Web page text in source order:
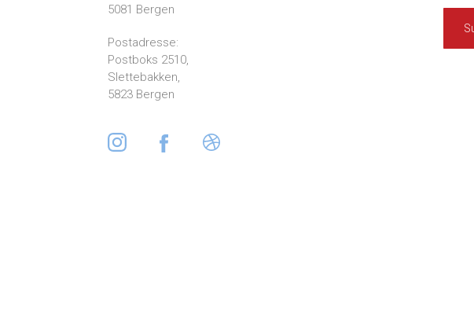
5081 Bergen
Postadresse:
Postboks 2510,
Slettebakken,
5823 Bergen